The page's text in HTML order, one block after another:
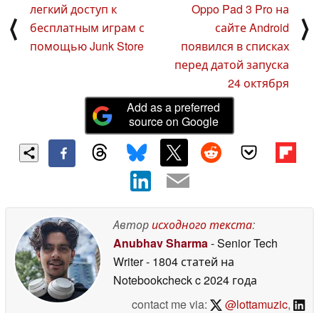
⟨
легкий доступ к
бесплатным играм с
помощью Junk Store
Oppo Pad 3 Pro на
сайте Android
появился в списках
перед датой запуска
24 октября
⟩
Add as a preferred
source on Google
Авторисходного текста:
Anubhav Sharma - Senior Tech
Writer- 1804 статей на
Notebookcheckc 2024 года
contact me via:
@lottamuzic,